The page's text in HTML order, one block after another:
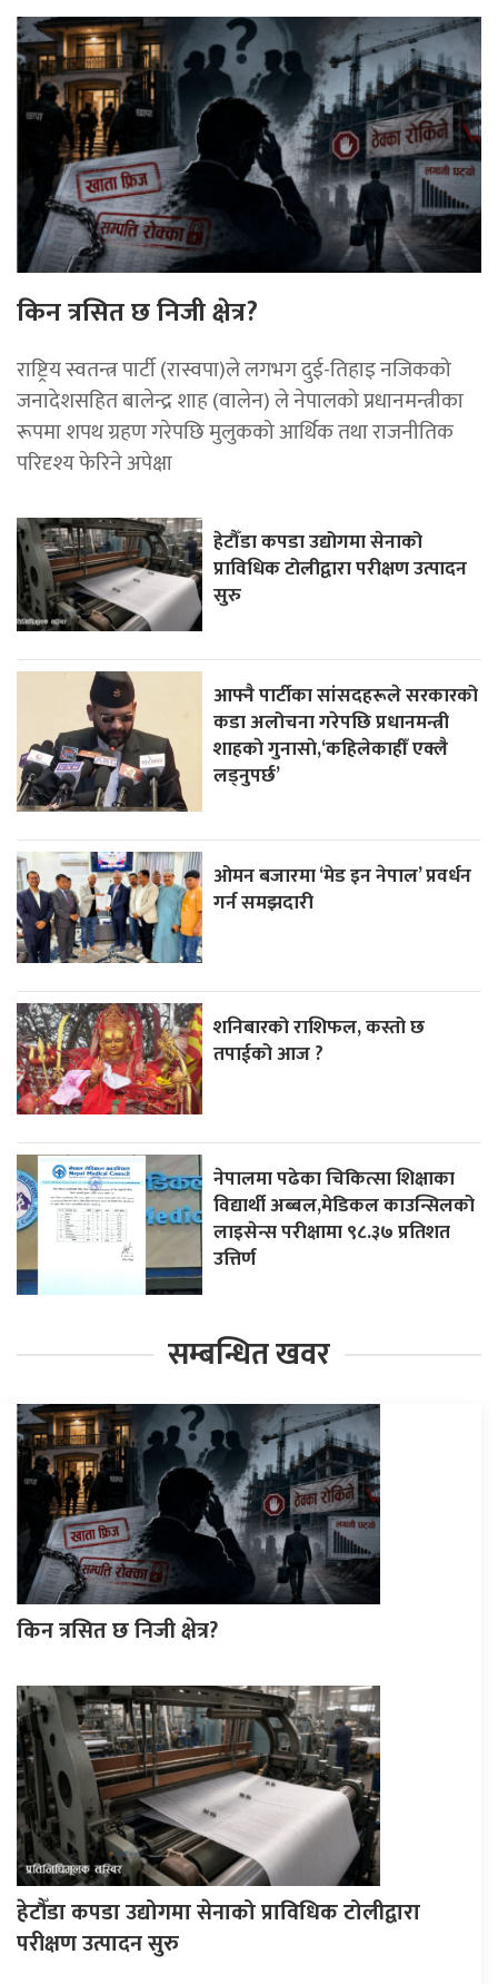
किन त्रसित छ निजी क्षेत्र?
राष्ट्रिय स्वतन्त्र पार्टी (रास्वपा)ले लगभग दुई-तिहाइ नजिकको
जनादेशसहित बालेन्द्र शाह (वालेन) ले नेपालको प्रधानमन्त्रीका
रूपमा शपथ ग्रहण गरेपछि मुलुकको आर्थिक तथा राजनीतिक
परिदृश्य फेरिने अपेक्षा
हेटौँडा कपडा उद्योगमा सेनाको
प्राविधिक टोलीद्वारा परीक्षण उत्पादन
सुरु
आफ्नै पार्टीका सांसदहरूले सरकारको
कडा अलोचना गरेपछि प्रधानमन्त्री
शाहकाे गुनासाे,‘कहिलेकाहीँ एक्लै
लड्नुपर्छ’
ओमन बजारमा ‘मेड इन नेपाल’ प्रवर्धन
गर्न समझदारी
शनिबारको राशिफल, कस्तो छ
तपाईको आज ?
नेपालमा पढेका चिकित्सा शिक्षाका
विद्यार्थी अब्बल,मेडिकल काउन्सिलको
लाइसेन्स परीक्षामा ९८.३७ प्रतिशत
उत्तिर्ण
सम्बन्धित खवर
किन त्रसित छ निजी क्षेत्र?
हेटौँडा कपडा उद्योगमा सेनाको प्राविधिक टोलीद्वारा
परीक्षण उत्पादन सुरु